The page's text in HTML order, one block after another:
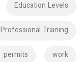
Education Levels
Professional Training
work
permits